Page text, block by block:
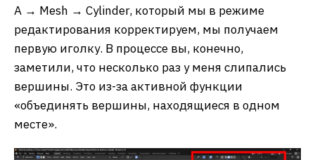
A → Mesh → Cylinder, который мы в режиме
редактирования корректируем, мы получаем
первую иголку. В процессе вы, конечно,
заметили, что несколько раз у меня слипались
вершины. Это из-за активной функции
«объединять вершины, находящиеся в одном
месте».